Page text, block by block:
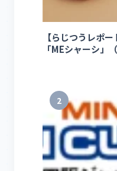
【らじつうレポ
「MEシャーシ」
2